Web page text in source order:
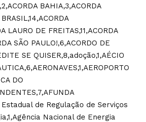
BAHIA,3,ACORDA
LAURO DE FREITAS,11,ACORDA
SÃO PAULO!,6,ACORDO DE
SE QUISER,8,adoção,1,AÉCIO
DO
Estadual de Regulação de Serviços
Nacional de Energia